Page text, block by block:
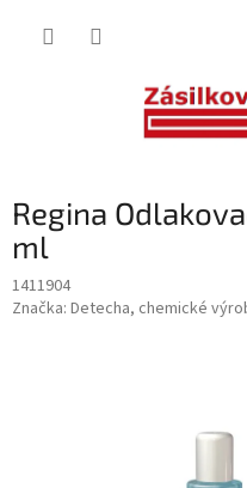
Regina
ml
1411904
Značka: Detecha, chemické